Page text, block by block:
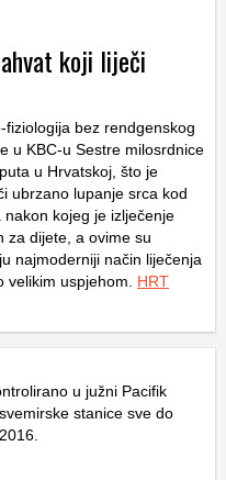
koji liječi
fiziologija bez rendgenskog
u KBC-u Sestre milosrdnice
u Hrvatskoj, što je
ubrzano lupanje srca kod
kojeg je izlječenje
za dijete, a ovime su
najmoderniji način liječenja
velikim uspjehom. HRT
u južni Pacifik
stanice sve do